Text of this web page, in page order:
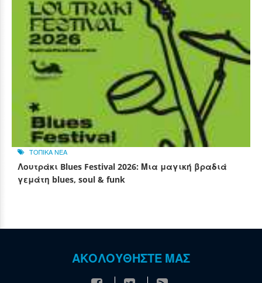
ΤΟΠΙΚΑ ΝΕΑ
Λουτράκι Blues Festival 2026: Μια μαγική βραδιά
γεμάτη blues, soul & funk
ΑΚΟΛΟΥΘΗΣΤΕ ΜΑΣ